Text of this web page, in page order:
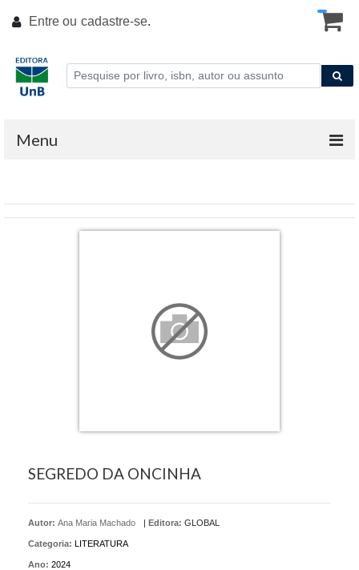
Entre ou cadastre-se.
Menu
SEGREDO DA ONCINHA
Autor: Ana Maria Machado | Editora: GLOBAL
Categoria: LITERATURA
Ano: 2024